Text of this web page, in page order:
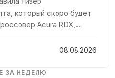
который скоро будет
Acura RDX,
выпущен в 2006 году.
08.08.2026
ЗА НЕДЕЛЮ